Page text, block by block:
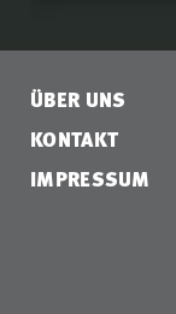
ÜBER UNS
KONTAKT
IMPRESSUM